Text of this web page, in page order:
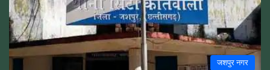
जशपुर नगर